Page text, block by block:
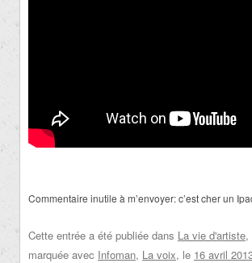
Commentaire inutile à m’envoyer: c’est cher un
Cette entrée a été publiée dans La vie d'artiste,
marquée avec Infoman, La voix, le 16 avril